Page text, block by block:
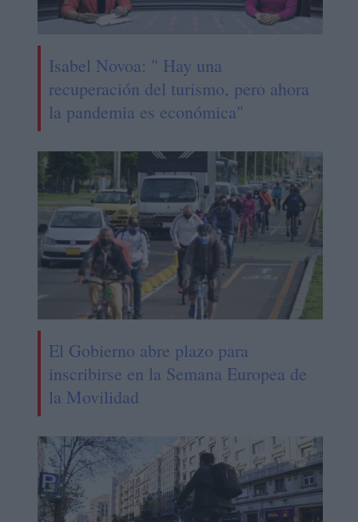
Isabel Novoa: " Hay una
recuperación del turismo, pero ahora
la pandemia es económica"
El Gobierno abre plazo para
inscribirse en la Semana Europea de
la Movilidad